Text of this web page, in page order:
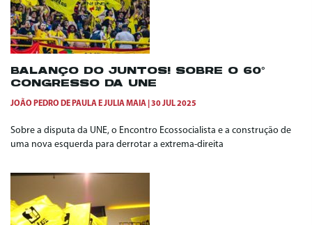
BALANÇO DO JUNTOS! SOBRE O 60°
CONGRESSO DA UNE
JOÃO PEDRO DE PAULA EJULIA MAIA 30 JUL 2025
Sobre a disputa da UNE, o Encontro Ecossocialista e a construção de
uma nova esquerda para derrotar a extrema-direita